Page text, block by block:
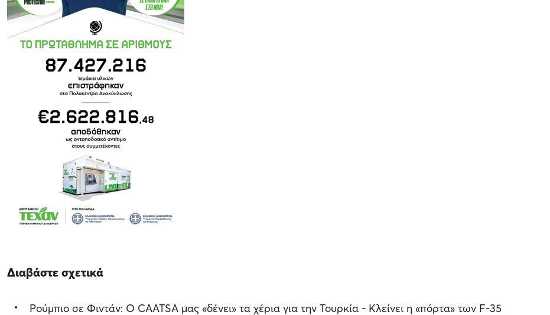
Διαβάστε σχετικά
Ρούμπιο σε Φιντάν: Ο CAATSA μας «δένει» τα χέρια για την Τουρκία - Κλείνει η «πόρτα» των F-35